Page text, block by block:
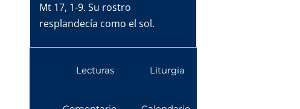
Mt 17, 1-9. Su rostro
resplandecía como el sol.
Lecturas Liturgia